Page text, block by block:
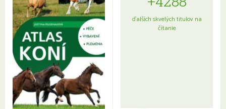
ďalších skvelých titulov na
čítanie